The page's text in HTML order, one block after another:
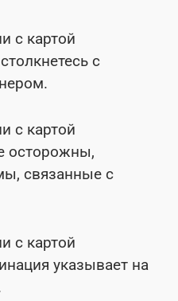
с картой
с
с картой
осторожны,
связанные с
с картой
указывает на